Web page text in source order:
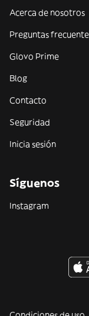
Acerca de nosotros
Preguntas
Glovo Prime
Blog
Contacto
Seguridad
Inicia sesión
Síguenos
Instagram